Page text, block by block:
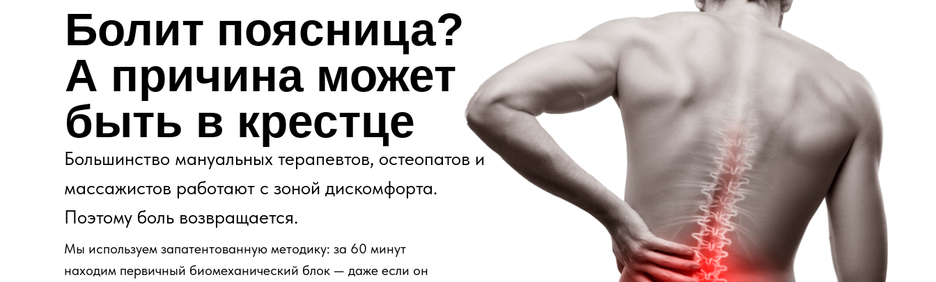
Болит поясница?
А причина может
быть в крестце
Большинство мануальных терапевтов, остеопатов и
массажистов работают с зоной дискомфорта.
Поэтому боль возвращается.
Мы используем запатентованную методику: за 60 минут
находим первичный биомеханический блок — даже если он